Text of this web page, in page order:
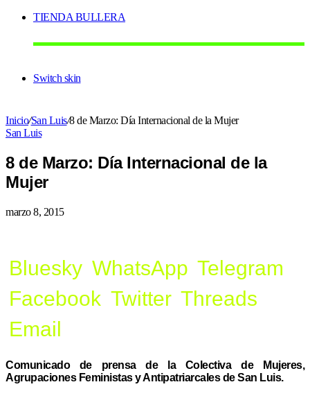
TIENDA BULLERA
Switch skin
Inicio/San Luis/8 de Marzo: Día Internacional de la Mujer
San Luis
8 de Marzo: Día Internacional de la
Mujer
marzo 8, 2015
Bluesky WhatsApp Telegram
Facebook Twitter Threads
Email
Comunicado de prensa de la Colectiva de Mujeres,
Agrupaciones Feministas y Antipatriarcales de San Luis.